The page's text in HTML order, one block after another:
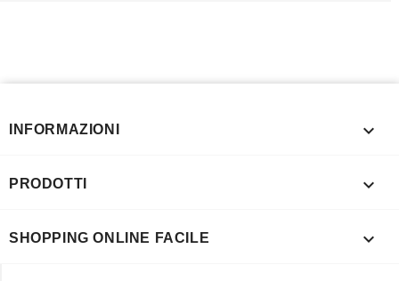
INFORMAZIONI 
PRODOTTI 
SHOPPING ONLINE FACILE 